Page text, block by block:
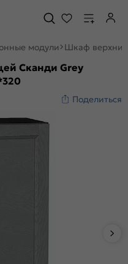
модули Шкаф
Сканди Grey
Поделиться